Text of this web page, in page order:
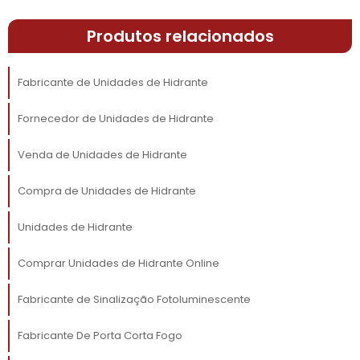
que desenvolvemos uma linha abrangente,
que atende desde pequenos negócios até
grandes corporações, sempre visando a
eficiência como um eixo central de nosso
PERSONALIZADO E
é o que diferencia nossa abordagem. Através
de um atendimento personalizado,
atenção necessária para extrair o máximo de
dedicada pronta para auxiliar não apenas na
Produtos relacionados
Fabricante de Unidades de Hidrante
Fornecedor de Unidades de Hidrante
Venda de Unidades de Hidrante
Compra de Unidades de Hidrante
Unidades de Hidrante
Comprar Unidades de Hidrante Online
Fabricante de Sinalização Fotoluminescente
Fabricante De Porta Corta Fogo